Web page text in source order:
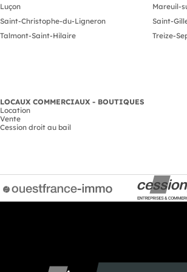
Luçon
Mareuil-
Saint-Christophe-du-Ligneron
Saint-
Talmont-Saint-Hilaire
Treize-
LOCAUX COMMERCIAUX - BOUTIQUES
Location
Vente
Cession droit au bail